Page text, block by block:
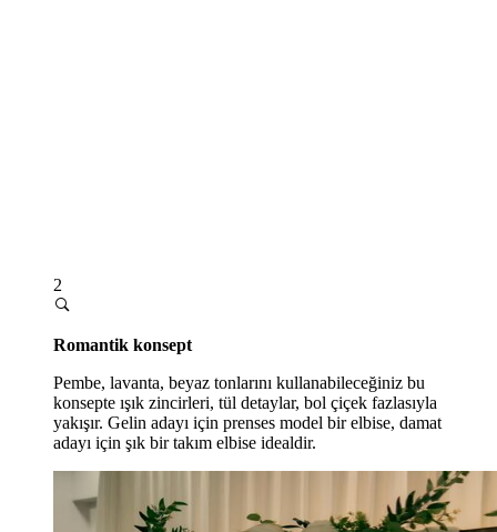
2
Romantik konsept
Pembe, lavanta, beyaz tonlarını kullanabileceğiniz bu
konsepte ışık zincirleri, tül detaylar, bol çiçek fazlasıyla
yakışır. Gelin adayı için prenses model bir elbise, damat
adayı için şık bir takım elbise idealdir.